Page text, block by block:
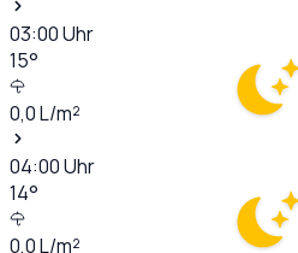
03:00Uhr
15°
0,0L/m²
04:00Uhr
14°
0,0L/m²